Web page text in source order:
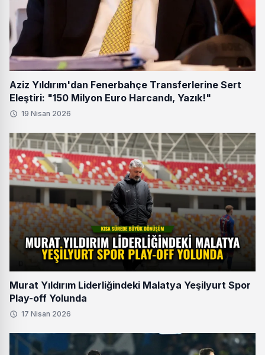
Aziz Yıldırım'dan Fenerbahçe Transferlerine Sert
Eleştiri: "150 Milyon Euro Harcandı, Yazık!"
19 Nisan 2026
Murat Yıldırım Liderliğindeki Malatya Yeşilyurt Spor
Play-off Yolunda
17 Nisan 2026